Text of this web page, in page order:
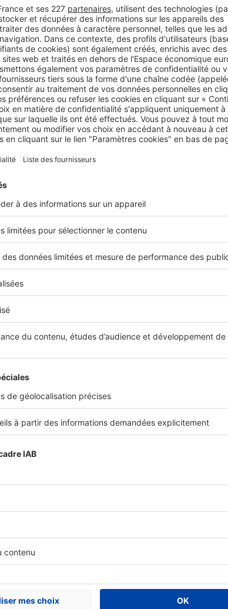
JURIDIQUES
4 et L145-9 du code de commerce.
Partager sur
de conseils commerce location
Juridique
Bail professionnel : comment
sont réparties les charges entre
propriétaire et locataire ?
Les baux professionnels sont régis
par la loi du 23 décembre 1986 qui
La